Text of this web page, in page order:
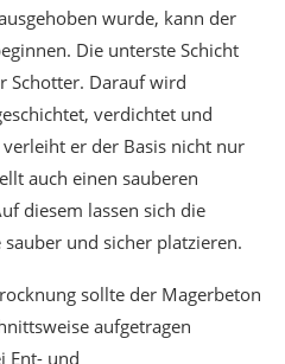
wurde, kann der
Die unterste Schicht
Schotter. Darauf wird
verdichtet und
er der Basis nicht nur
auch einen sauberen
diesem lassen sich die
und sicher platzieren.
sollte der Magerbeton
aufgetragen
Ent- und